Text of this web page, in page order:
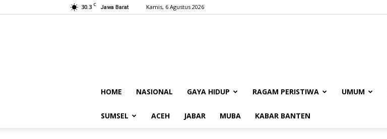
30.3 C Jawa Barat Kamis, 6 Agustus 2026
HOME NASIONAL GAYA HIDUP RAGAM PERISTIWA UMUM
SUMSEL ACEH JABAR MUBA KABAR BANTEN